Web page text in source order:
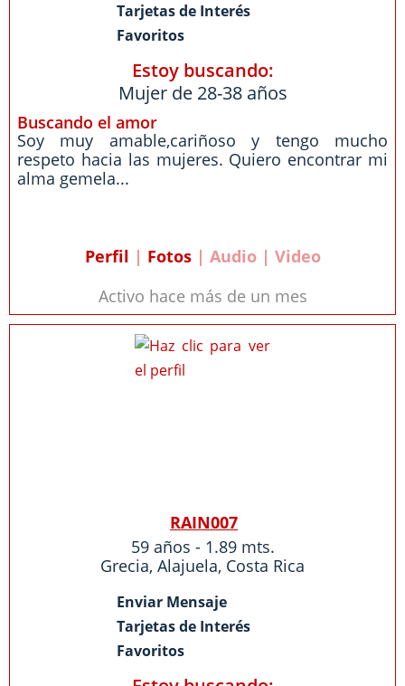
Tarjetas de Interés
Favoritos
Estoy buscando:
Mujer de 28-38 años
Buscando el amor
Soy muy amable,cariñoso y tengo mucho
respeto hacia las mujeres. Quiero encontrar mi
alma gemela...
Perfil | Fotos| Audio | Video
Activo hace más de un mes
RAIN007
59 años - 1.89 mts.
Grecia, Alajuela, Costa Rica
Enviar Mensaje
Tarjetas de Interés
Favoritos